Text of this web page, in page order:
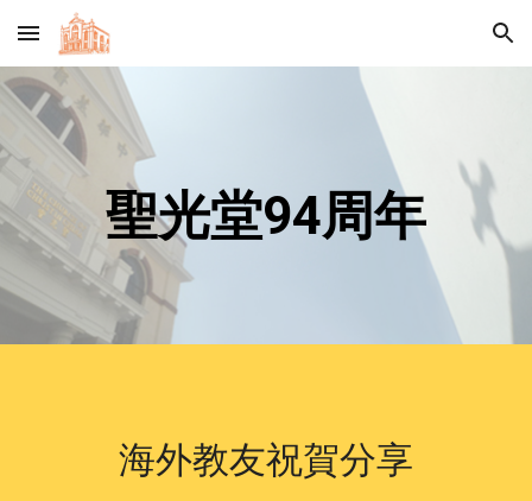
Skip to main content Skip to navigation
聖光堂94周年
海外教友祝賀分享